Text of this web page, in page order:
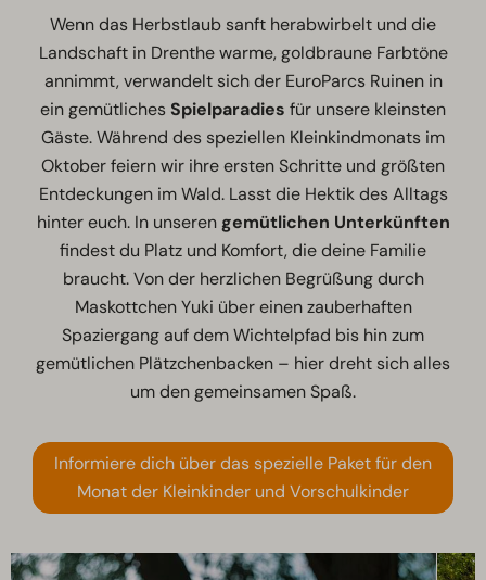
Wenn das Herbstlaub sanft herabwirbelt und die
Landschaft in Drenthe warme, goldbraune Farbtöne
annimmt, verwandelt sich der EuroParcs Ruinen in
ein gemütliches Spielparadies für unsere kleinsten
Gäste. Während des speziellen Kleinkindmonats im
Oktober feiern wir ihre ersten Schritte und größten
Entdeckungen im Wald. Lasst die Hektik des Alltags
hinter euch. In unserengemütlichen Unterkünften
findest du Platz und Komfort, die deine Familie
braucht. Von der herzlichen Begrüßung durch
Maskottchen Yuki über einen zauberhaften
Spaziergang auf dem Wichtelpfad bis hin zum
gemütlichen Plätzchenbacken – hier dreht sich alles
um den gemeinsamen Spaß.
Informiere dich über das spezielle Paket für den
Monat der Kleinkinder und Vorschulkinder